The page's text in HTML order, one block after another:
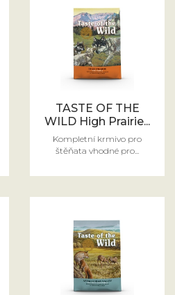
TASTE OF THE
WILD High Prairie...
Kompletní krmivo pro
štěňata vhodné pro...